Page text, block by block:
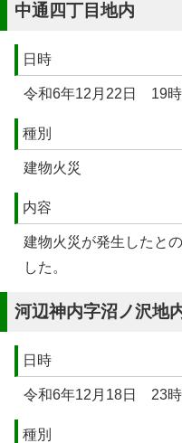
中通四丁目地内
日時
令和6年12月22日 19
種別
建物火災
内容
建物火災が発生したと
した。
河辺神内字沼ノ沢地
日時
令和6年12月18日 23
種別